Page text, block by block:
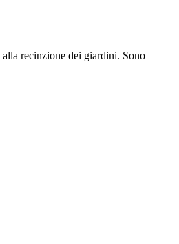
recinzione dei giardini. Sono